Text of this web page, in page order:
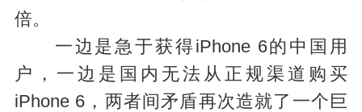
倍。
一边是急于获得iPhone 6的中国用
户，一边是国内无法从正规渠道购买
iPhone 6，两者间矛盾再次造就了一个巨